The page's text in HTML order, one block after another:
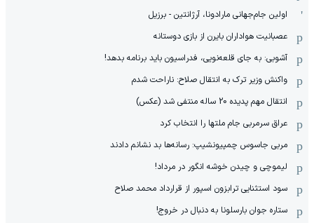
اولین جام‌جهانی مارادونا، آرژانتین - برزیل
عصبانیت هواداران بایرن از بازی دوستانه
آشوبی: به جای قلعه‌نویی، فدراسیون باید برنامه بدهد!
واکنش وزیر ترک به انتقال صلاح: ناراحت شدم
انتقال مهم پدیده 20 ساله منتفی شد (عکس)
عراق سرمربی جام ملتها را انتخاب کرد
مربی جاسوس چمپیونشیپ: رسانه‌ها بد نشانم دادند
لیموچی و چیدن خوشه انگور در مرداد!
سود استثنایی ترابزون اسپور از قرارداد محمد صلاح
ستاره جوان بارسلونا به دنبال در خروج!